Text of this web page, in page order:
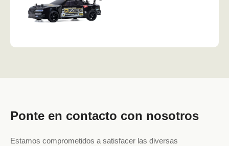
Ponte en contacto con nosotros
Estamos comprometidos a satisfacer las diversas